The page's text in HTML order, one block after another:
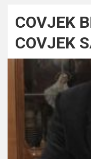
COVJEK
COVJEK